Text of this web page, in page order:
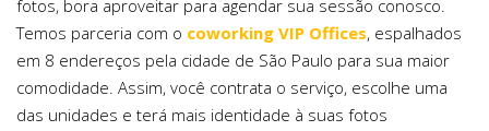
fotos, bora aproveitar para agendar sua sessão conosco.
Temos parceria com o coworking VIP Offices, espalhados
em 8 endereços pela cidade de São Paulo para sua maior
comodidade. Assim, você contrata o serviço, escolhe uma
das unidades e terá mais identidade à suas fotos